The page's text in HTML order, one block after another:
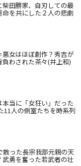
柴田勝家、自刃しての最
を共にした２人の悲劇
悪女はほぼ創作？秀吉が
わされた茶々(井上和)
本当に「女狂い」だった
11人の側室たちを時系列
散った長宗我部元親の天
勇を奮った若武者の壮